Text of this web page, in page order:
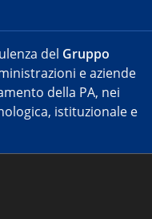
del Gruppo
e aziende
della PA, nei
istituzionale e